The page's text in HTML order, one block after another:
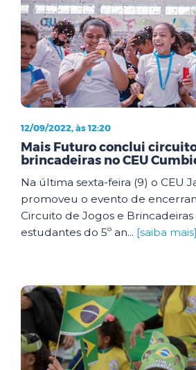
12/09/2022, às 12:20
Mais Futuro conclui
brincadeiras no CEU
Na última sexta-feira (9) o CEU
promoveu o evento de
Circuito de Jogos e Brincadeiras
estudantes do 5º an... [saiba mais]